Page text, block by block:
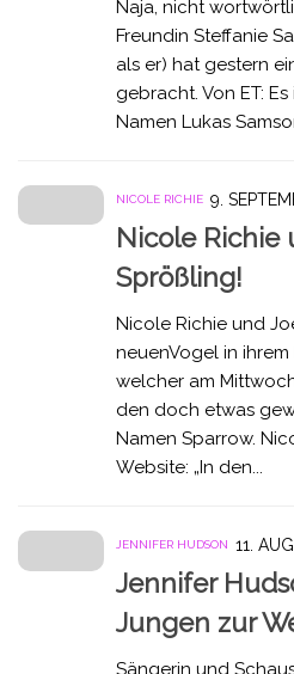
Naja, nicht
Freundin Steffanie
als er) hat gestern
gebracht. Von ET:
Namen Lukas
NICOLE RICHIE 9.
Nicole Richie
Sprößling!
Nicole Richie und
neuenVogel in
welcher am
den doch etwas
Namen Sparrow.
Website: „In den...
JENNIFER HUDSON 11.
Jennifer
Jungen zur
Sängerin und